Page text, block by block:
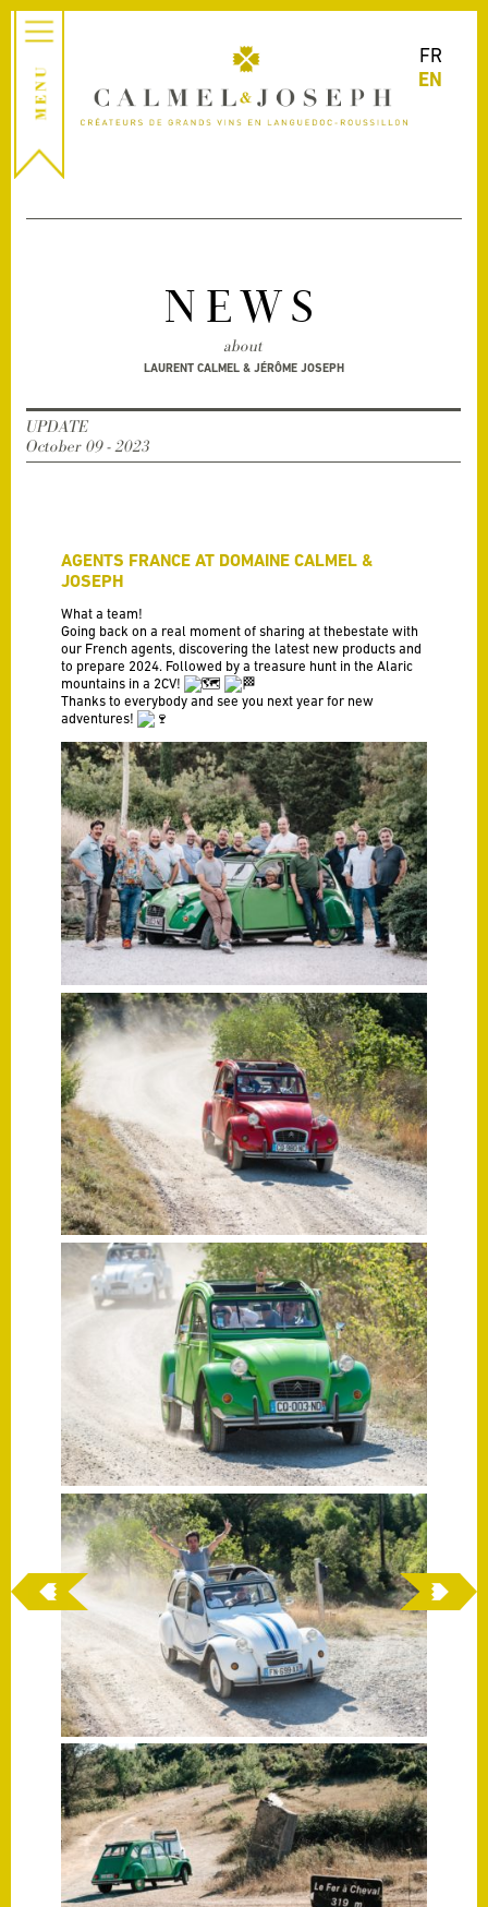
FR
EN
NEWS
about
LAURENT CALMEL & JÉRÔME JOSEPH
UPDATE
October 09 - 2023
AGENTS FRANCE AT DOMAINE CALMEL &
JOSEPH
What a team!
Going back on a real moment of sharing at thebestate with
our French agents, discovering the latest new products and
to prepare 2024. Followed by a treasure hunt in the Alaric
mountains in a 2CV!
Thanks to everybody and see you next year for new
adventures!